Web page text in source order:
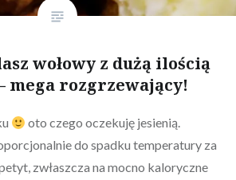
wołowy z dużą ilością
mega rozgrzewający!
oto czego oczekuję jesienią.
do spadku temperatury za
zwłaszcza na mocno kaloryczne